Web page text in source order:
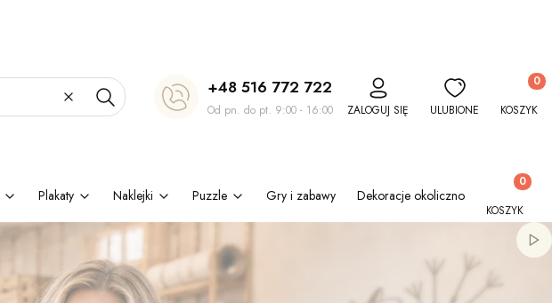
WyczyśćSzukaj
+48 516 772 722
Od pn. do pt. 9:00 - 16:00 ZALOGUJ SIĘ ULUBIONE KOSZYK
Plakaty Naklejki Puzzle Gry i zabawy Dekoracje okolicznościowe
Produkty
KOSZYK